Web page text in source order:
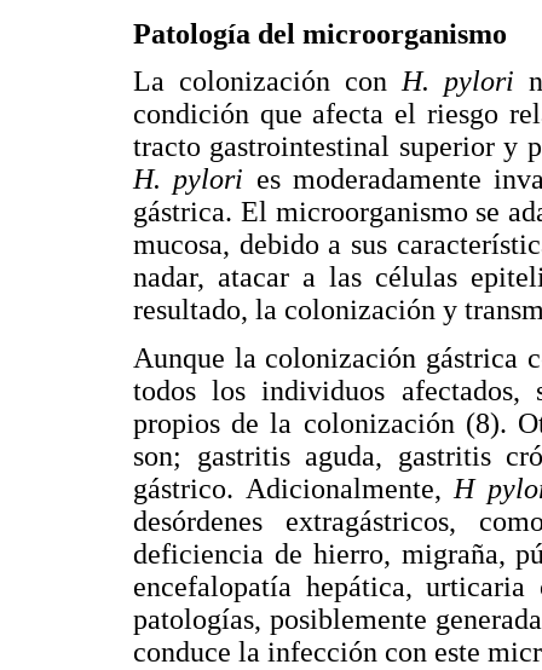
Patología del microorganismo
La colonización conH. pylori
condición que afecta el riesgo
tracto gastrointestinal superior y
H. pylori es moderadamente
gástrica. El microorganismo se
mucosa, debido a sus
nadar, atacar a las células
resultado, la colonización y
Aunque la colonización gástrica
todos los individuos
propios de la colonización (8).
son; gastritis aguda, gastritis
gástrico. Adicionalmente, H
desórdenes extragástricos,
deficiencia de hierro, migraña,
encefalopatía hepática,
patologías, posiblemente
conduce la infección con este